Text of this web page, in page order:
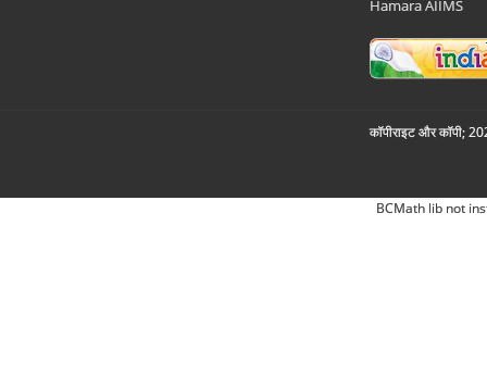
Hamara AIIMS
कॉपीराइट और कॉपी;
BCMath lib not